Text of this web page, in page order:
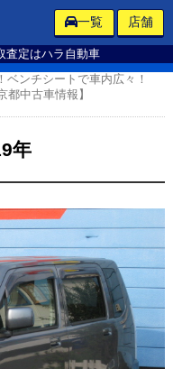
査定はハラ自動車
一覧 店舗
ベンチシートで車内広々！
中古車情報】
年